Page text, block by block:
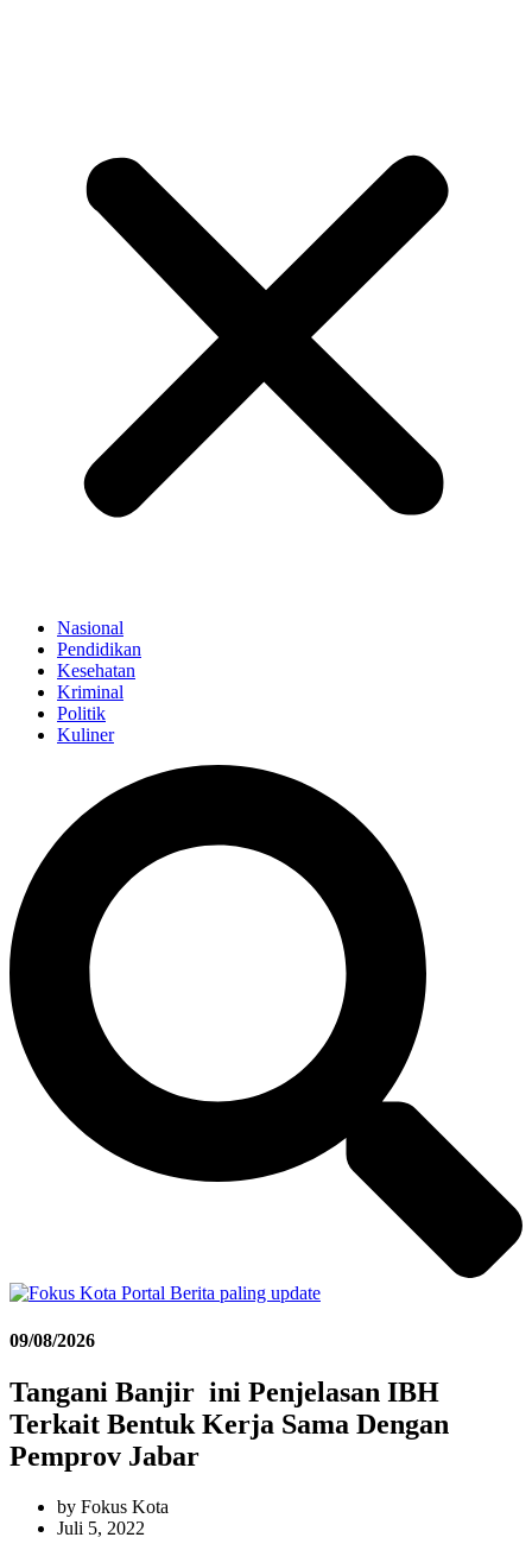
Nasional
Pendidikan
Kesehatan
Kriminal
Politik
Kuliner
09/08/2026
Tangani Banjir ini Penjelasan IBH
Terkait Bentuk Kerja Sama Dengan
Pemprov Jabar
by Fokus Kota
Juli 5, 2022